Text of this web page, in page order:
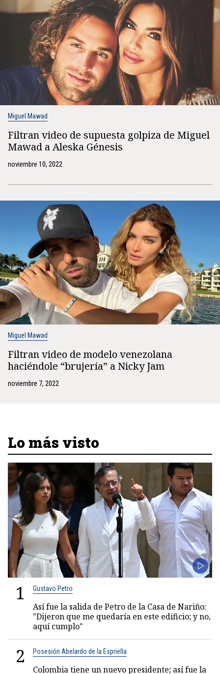
Miguel Mawad
Filtran video de supuesta golpiza de Miguel
Mawad a Aleska Génesis
noviembre 10, 2022
Miguel Mawad
Filtran video de modelo venezolana
haciéndole “brujería” a Nicky Jam
noviembre 7, 2022
Lo más visto
1 Gustavo Petro
Así fue la salida de Petro de la Casa de Nariño:
"Dijeron que me quedaría en este edificio; y no,
aquí cumplo"
2 Posesión Abelardo de la Espriella
Colombia tiene un nuevo presidente; así fue la